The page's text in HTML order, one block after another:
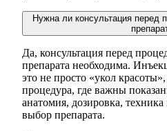
Нужна ли консультация перед
Да, консультация перед
препарата необходима.
это не просто «укол
процедура, где важны
анатомия, дозировка,
выбор препарата.